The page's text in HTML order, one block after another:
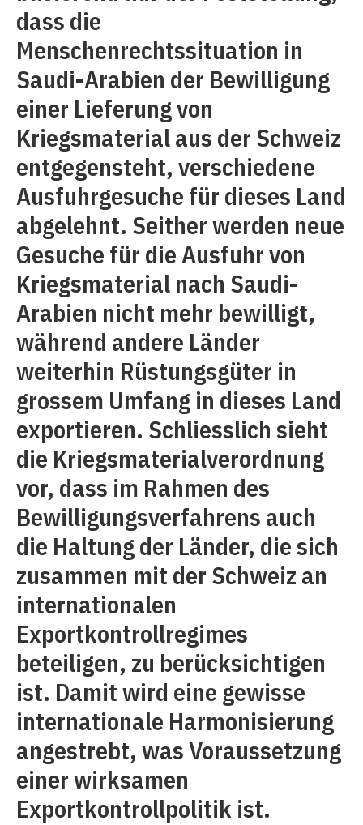
dass die
Menschenrechtssituation in
Saudi-Arabien der Bewilligung
einer Lieferung von
Kriegsmaterial aus der Schweiz
entgegensteht, verschiedene
Ausfuhrgesuche für dieses Land
abgelehnt. Seither werden neue
Gesuche für die Ausfuhr von
Kriegsmaterial nach Saudi-
Arabien nicht mehr bewilligt,
während andere Länder
weiterhin Rüstungsgüter in
grossem Umfang in dieses Land
exportieren. Schliesslich sieht
die Kriegsmaterialverordnung
vor, dass im Rahmen des
Bewilligungsverfahrens auch
die Haltung der Länder, die sich
zusammen mit der Schweiz an
interna­tionalen
Exportkontrollregimes
beteiligen, zu berücksichtigen
ist. Damit wird eine ge­wisse
internationale Harmonisierung
angestrebt, was Voraussetzung
einer wirksamen
Exportkontrollpolitik ist.